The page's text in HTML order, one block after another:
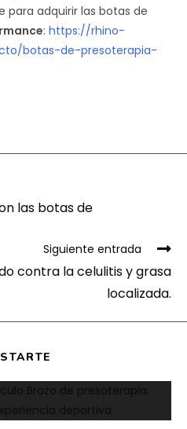
para adquirir las botas de
: https://rhino-
botas-de-presoterapia-
las botas de
Siguiente entrada
contra la celulitis y grasa
localizada.